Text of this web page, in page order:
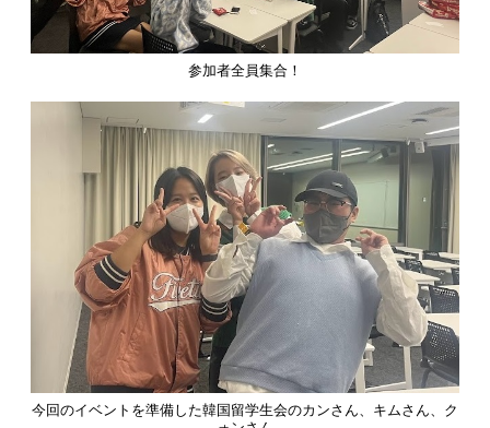
参加者全員集合！
今回のイベントを準備した韓国留学生会のカンさん、キムさん、ク